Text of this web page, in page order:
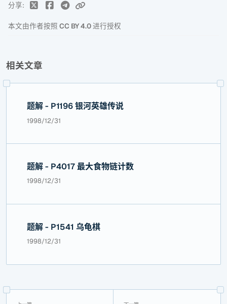
本文由作者按照 CC BY 4.0进行授权
分享
相关文章
题解 - P1196 银河英雄传说
1998/12/31
题解 - P4017 最大食物链计数
1998/12/31
题解 - P1541 乌龟棋
1998/12/31